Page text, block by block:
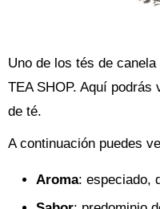
Uno de los tés de
TEA SHOP. Aquí
de té.
A continuación puedes
Aroma: especiado,